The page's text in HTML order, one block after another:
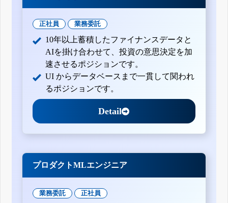
正社員 業務委託
10年以上蓄積したファイナンスデータと
AIを掛け合わせて、投資の意思決定を加
速させるポジションです。
UI からデータベースまで一貫して関われ
るポジションです。
Detail
プロダクトMLエンジニア
業務委託 正社員